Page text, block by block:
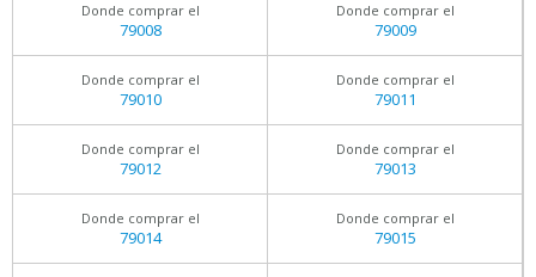
Donde comprar el
79008
Donde comprar el
79009
Donde comprar el
79010
Donde comprar el
79011
Donde comprar el
79012
Donde comprar el
79013
Donde comprar el
79014
Donde comprar el
79015